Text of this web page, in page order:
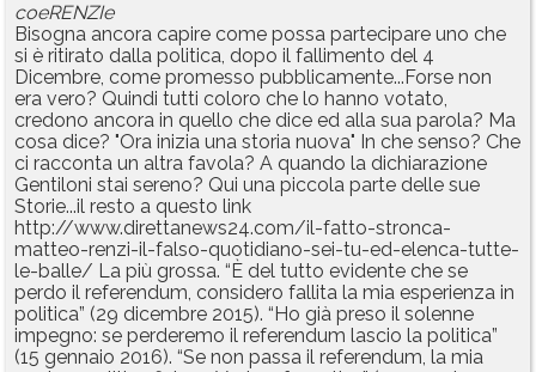
coeRENZIe
Bisogna ancora capire come possa partecipare uno che
si è ritirato dalla politica, dopo il fallimento del 4
Dicembre, come promesso pubblicamente...Forse non
era vero? Quindi tutti coloro che lo hanno votato,
credono ancora in quello che dice ed alla sua parola? Ma
cosa dice? "Ora inizia una storia nuova" In che senso? Che
ci racconta un altra favola? A quando la dichiarazione
Gentiloni stai sereno? Qui una piccola parte delle sue
Storie...il resto a questo link
http://www.direttanews24.com/il-fatto-stronca-
matteo-renzi-il-falso-quotidiano-sei-tu-ed-elenca-tutte-
le-balle/ La più grossa. “È del tutto evidente che se
perdo il referendum, considero fallita la mia esperienza in
politica” (29 dicembre 2015). “Ho già preso il solenne
impegno: se perderemo il referendum lascio la politica”
(15 gennaio 2016). “Se non passa il referendum, la mia